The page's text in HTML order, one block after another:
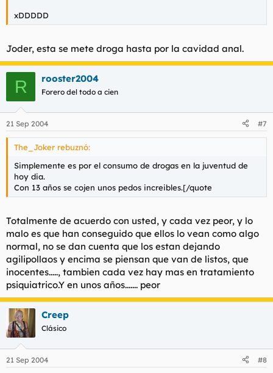
xDDDDD
Joder, esta se mete droga hasta por la cavidad anal.
R rooster2004
Forero del todo a cien
21 Sep 2004 #7
The_Joker rebuznó:
Simplemente es por el consumo de drogas en la juventud de
hoy dia.
Con 13 años se cojen unos pedos increibles.[/quote
Totalmente de acuerdo con usted, y cada vez peor, y lo
malo es que han conseguido que ellos lo vean como algo
normal, no se dan cuenta que los estan dejando
agilipollaos y encima se piensan que van de listos, que
inocentes....., tambien cada vez hay mas en tratamiento
psiquiatrico.Y en unos años....... peor
Creep
Clásico
21 Sep 2004 #8